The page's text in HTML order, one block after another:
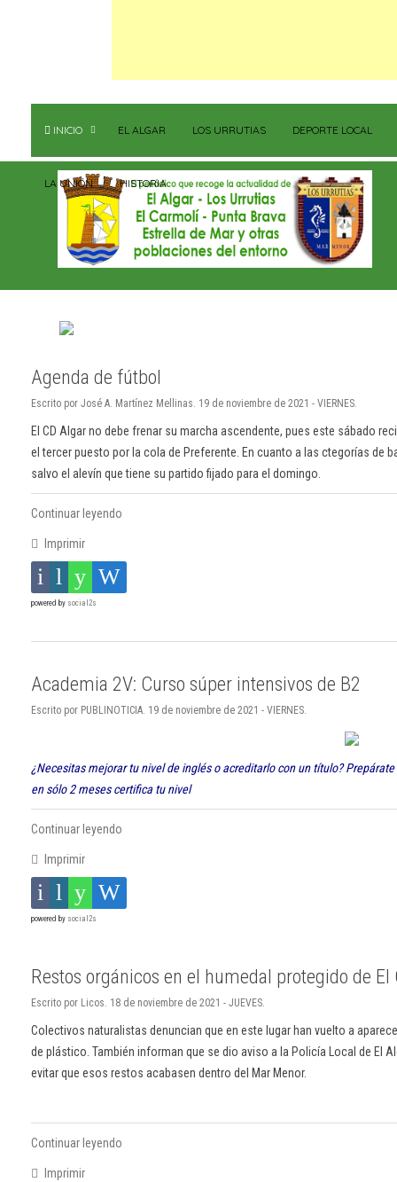
INICIO EL ALGAR LOS URRUTIAS DEPORTE LOCAL
LA UNIÓN HISTORIA
Agenda de fútbol
Escrito por José A. Martínez Mellinas. 19 de noviembre de 2021 - VIERNES.
El CD Algar no debe frenar su marcha ascendente, pues este sábado
el tercer puesto por la cola de Preferente. En cuanto a las ctegorías de
salvo el alevín que tiene su partido fijado para el domingo.
Continuar leyendo
Imprimir
powered by social2s
Academia 2V: Curso súper intensivos de B2
Escrito por PUBLINOTICIA. 19 de noviembre de 2021 - VIERNES.
¿Necesitas mejorar tu nivel de inglés o acreditarlo con un título?
en sólo 2 meses certifica tu nivel
Continuar leyendo
Imprimir
powered by social2s
Restos orgánicos en el humedal protegido de El
Escrito por Licos. 18 de noviembre de 2021 - JUEVES.
Colectivos naturalistas denuncian que en este lugar han vuelto a
de plástico. También informan que se dio aviso a la Policía Local de El
evitar que esos restos acabasen dentro del Mar Menor.
Continuar leyendo
Imprimir